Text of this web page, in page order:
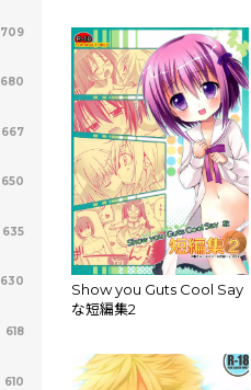
709
680
667
650
635
630
618
610
Show you Guts Cool Say
な短編集2